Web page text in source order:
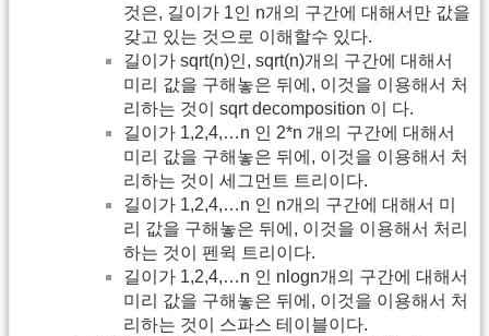
것은, 길이가 1인 n개의 구간에 대해서만 값을
갖고 있는 것으로 이해할수 있다.
길이가 sqrt(n)인, sqrt(n)개의 구간에 대해서
미리 값을 구해놓은 뒤에, 이것을 이용해서 처
리하는 것이 sqrt decomposition 이 다.
길이가 1,2,4,…n 인 2*n 개의 구간에 대해서
미리 값을 구해놓은 뒤에, 이것을 이용해서 처
리하는 것이 세그먼트 트리이다.
길이가 1,2,4,…n 인 n개의 구간에 대해서 미
리 값을 구해놓은 뒤에, 이것을 이용해서 처리
하는 것이 펜윅 트리이다.
길이가 1,2,4,…n 인 nlogn개의 구간에 대해서
미리 값을 구해놓은 뒤에, 이것을 이용해서 처
리하는 것이 스파스 테이블이다.